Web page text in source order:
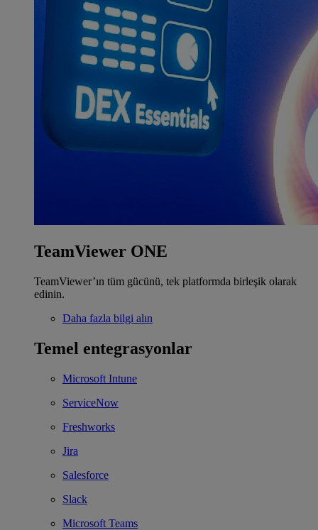
TeamViewer ONE
TeamViewer’ın tüm gücünü, tek platformda birleşik olarak
edinin.
Daha fazla bilgi alın
Temel entegrasyonlar
Microsoft Intune
ServiceNow
Freshworks
Jira
Salesforce
Slack
Microsoft Teams